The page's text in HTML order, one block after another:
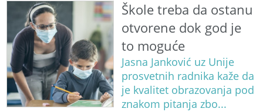
Škole treba da ostanu
otvorene dok god je
to moguće
Jasna Janković uz Unije
prosvetnih radnika kaže da
je kvalitet obrazovanja pod
znakom pitanja zbo...